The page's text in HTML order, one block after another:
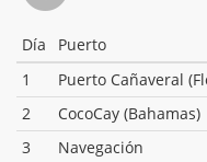
Día Puerto
1
Puerto Cañaveral
2
CocoCay (Bahamas)
3
Navegación